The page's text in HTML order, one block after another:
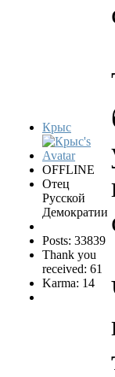
Крыс
OFFLINE
Отец
Русской
Демократии
Posts: 33839
Thank you
received: 61
Karma: 14